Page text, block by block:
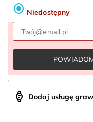
radio_button_checked Niedostępny
aod_watch Dodaj usługę